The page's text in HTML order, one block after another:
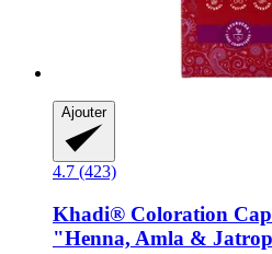
Ajouter
4.7 (423)
Khadi® Coloration
"Henna, Amla &